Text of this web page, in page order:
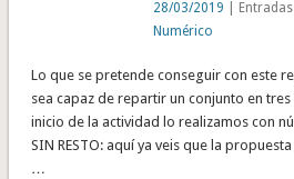
28/03/2019 |
Numérico
Lo que se pretende conseguir con este
sea capaz de repartir un conjunto en tres
inicio de la actividad lo realizamos con
SIN RESTO: aquí ya veis que la
…